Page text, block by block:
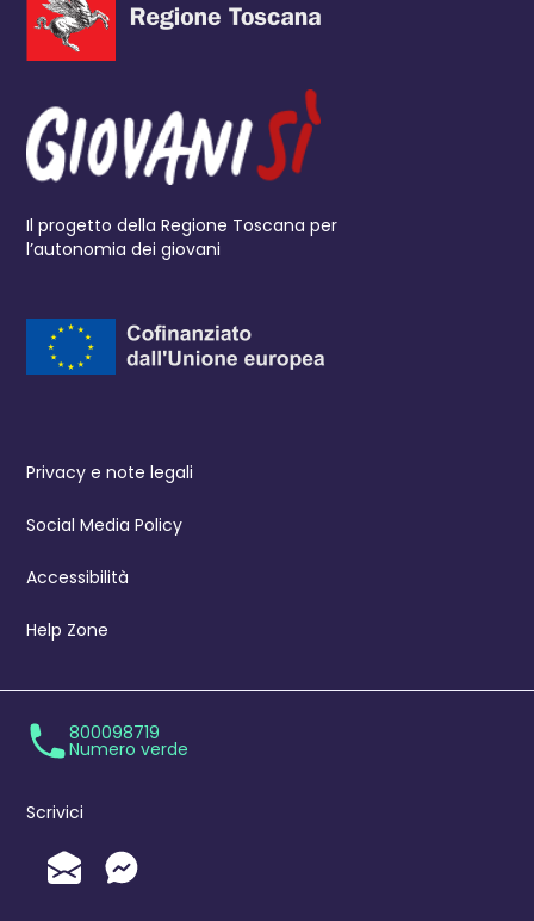
Il progetto della Regione Toscana per
l’autonomia dei giovani
Privacy e note legali
Social Media Policy
Accessibilità
Help Zone
800098719
Numero verde
Scrivici
Invia un'Email
Messenger